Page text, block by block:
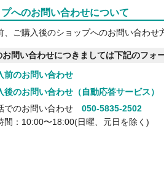
へのお問い合わせについて
、ご購入後のショップへのお問い合わせ
問い合わせにつきましては下記のフォ
前のお問い合わせ
後のお問い合わせ（自動応答サービス）
でのお問い合わせ 050-5835-2502
間：10:00〜18:00(日曜、元日を除く)